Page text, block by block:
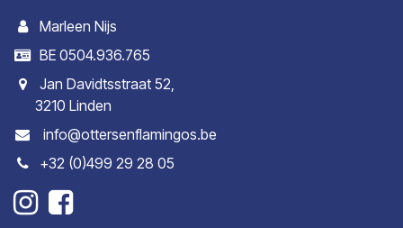
Marleen Nijs
BE 0504.936.765
Jan Davidtsstraat 52,
3210 Linden
info@ottersenflamingos.be
+32 (0)499 29 28 05